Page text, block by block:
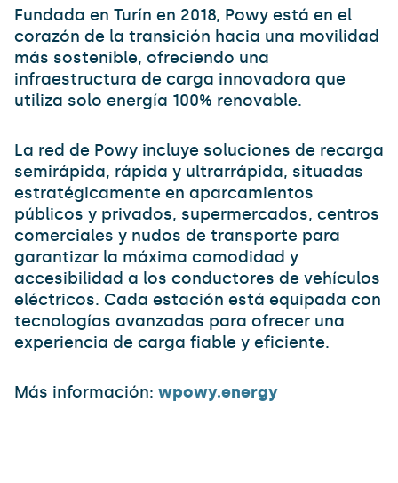
Fundada en Turín en 2018, Powy está en el
corazón de la transición hacia una movilidad
más sostenible, ofreciendo una
infraestructura de carga innovadora que
utiliza solo energía 100% renovable.
La red de Powy incluye soluciones de recarga
semirápida, rápida y ultrarrápida, situadas
estratégicamente en aparcamientos
públicos y privados, supermercados, centros
comerciales y nudos de transporte para
garantizar la máxima comodidad y
accesibilidad a los conductores de vehículos
eléctricos. Cada estación está equipada con
tecnologías avanzadas para ofrecer una
experiencia de carga fiable y eficiente.
Más información: wpowy.energy